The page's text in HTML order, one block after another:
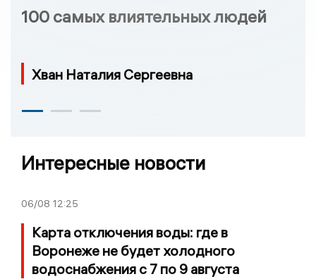
100 самых влиятельных людей
Хван Наталия Сергеевна
Интересные новости
06/08 12:25
Карта отключения воды: где в
Воронеже не будет холодного
водоснабжения с 7 по 9 августа